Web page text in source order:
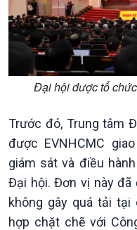
Xây dựng đảng
Đảng trong cuộc sống
Nhận diện sự thật
Pháp luật và đời sống
Đại hội được tổ
Trước đó, Trung tâm
được EVNHCMC
giám sát và điều
Đại hội. Đơn vị này
không gây quá tải
hợp chặt chẽ với